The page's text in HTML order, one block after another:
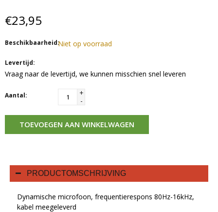
€23,95
Beschikbaarheid:Niet op voorraad
Levertijd:
Vraag naar de levertijd, we kunnen misschien snel leveren
Aantal:
+
-
TOEVOEGEN AAN WINKELWAGEN
PRODUCTOMSCHRIJVING
Dynamische microfoon, frequentierespons 80Hz-16kHz,
kabel meegeleverd